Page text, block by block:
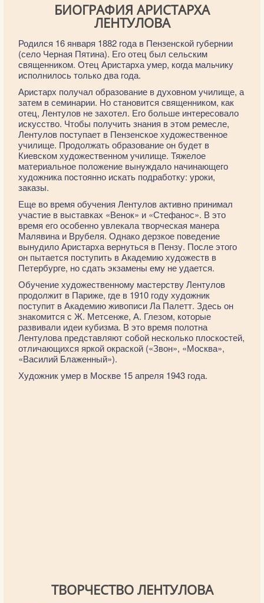
БИОГРАФИЯ АРИСТАРХА
ЛЕНТУЛОВА
Родился 16 января 1882 года в Пензенской губернии
(село Черная Пятина). Его отец был сельским
священником. Отец Аристарха умер, когда мальчику
исполнилось только два года.
Аристарх получал образование в духовном училище, а
затем в семинарии. Но становится священником, как
отец, Лентулов не захотел. Его больше интересовало
искусство. Чтобы получить знания в этом ремесле,
Лентулов поступает в Пензенское художественное
училище. Продолжать образование он будет в
Киевском художественном училище. Тяжелое
материальное положение вынуждало начинающего
художника постоянно искать подработку: уроки,
заказы.
Еще во время обучения Лентулов активно принимал
участие в выставках «Венок» и «Стефанос». В это
время его особенно увлекала творческая манера
Малявина и Врубеля. Однако дерзкое поведение
вынудило Аристарха вернуться в Пензу. После этого
он пытается поступить в Академию художеств в
Петербурге, но сдать экзамены ему не удается.
Обучение художественному мастерству Лентулов
продолжит в Париже, где в 1910 году художник
поступит в Академию живописи Ла Палетт. Здесь он
знакомится с Ж. Метсенже, А. Глезом, которые
развивали идеи кубизма. В это время полотна
Лентулова представляют собой несколько плоскостей,
отличающихся яркой окраской («Звон», «Москва»,
«Василий Блаженный»).
Художник умер в Москве 15 апреля 1943 года.
ТВОРЧЕСТВО ЛЕНТУЛОВА